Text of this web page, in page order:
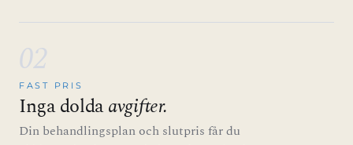
02
FAST PRIS
Inga doldaavgifter.
Din behandlingsplan och slutpris får du